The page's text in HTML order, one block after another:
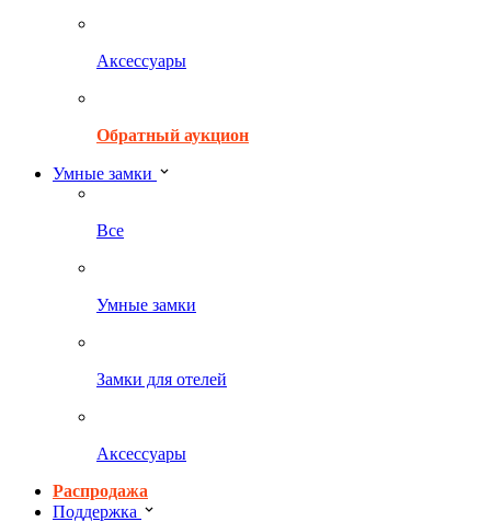
Аксессуары
Обратный аукцион
Умные замки
Все
Умные замки
Замки для отелей
Аксессуары
Распродажа
Поддержка